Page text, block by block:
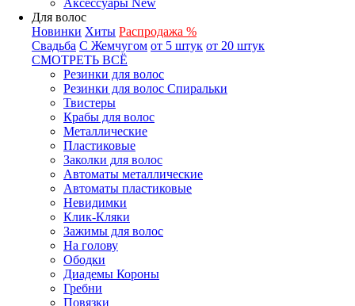
Аксессуары New
Для волос
Новинки Хиты Распродажа %
Свадьба С Жемчугом от 5 штук от 20 штук
СМОТРЕТЬ ВСЁ
Резинки для волос
Резинки для волос Спиральки
Твистеры
Крабы для волос
Металлические
Пластиковые
Заколки для волос
Автоматы металлические
Автоматы пластиковые
Невидимки
Клик-Кляки
Зажимы для волос
На голову
Ободки
Диадемы Короны
Гребни
Повязки